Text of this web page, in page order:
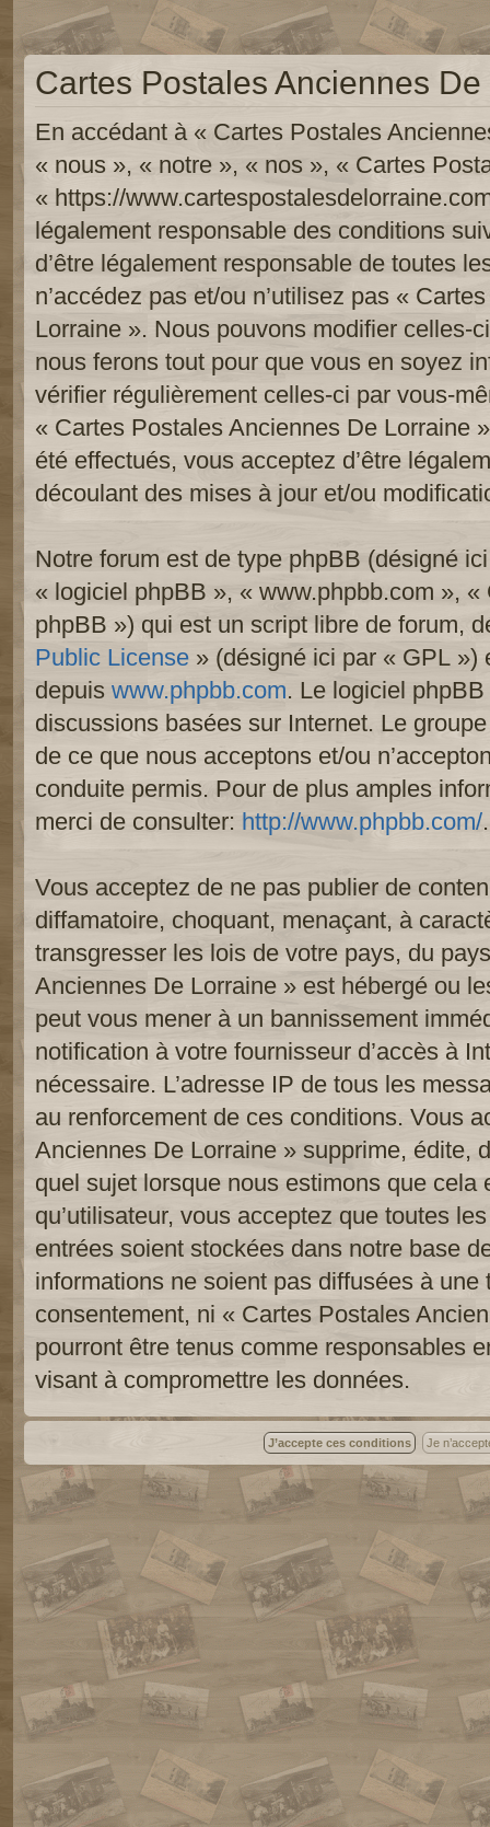
Cartes Postales Anciennes
En accédant à « Cartes Postales
« nous », « notre », « nos », « Cartes
« https://
légalement responsable des conditions
d’être légalement responsable de toutes
n’accédez pas et/ou n’utilisez pas «
Lorraine ». Nous pouvons modifier celles-
nous ferons tout pour que vous en soyez
vérifier régulièrement celles-ci par vous-
« Cartes Postales Anciennes De Lorraine
été effectués, vous acceptez d’être
découlant des mises à jour et/ou
Notre forum est de type phpBB (désigné
« logiciel phpBB », « www.phpbb.com »,
phpBB ») qui est un script libre de forum,
Public License » (désigné ici par « GPL »)
depuis www.phpbb.com. Le logiciel
discussions basées sur Internet. Le
de ce que nous acceptons et/ou
conduite permis. Pour de plus amples
merci de consulter: http://www.phpbb.com/.
Vous acceptez de ne pas publier de
diffamatoire, choquant, menaçant, à
transgresser les lois de votre pays, du
Anciennes De Lorraine » est hébergé ou
peut vous mener à un bannissement
notification à votre fournisseur d’accès à
nécessaire. L’adresse IP de tous les
au renforcement de ces conditions. Vous
Anciennes De Lorraine » supprime, édite,
quel sujet lorsque nous estimons que cela
qu’utilisateur, vous acceptez que toutes
entrées soient stockées dans notre base
informations ne soient pas diffusées à une
consentement, ni « Cartes Postales
pourront être tenus comme responsables
visant à compromettre les données.